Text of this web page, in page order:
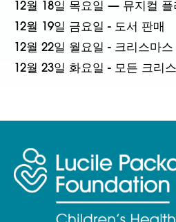
12월 18일 목요일 — 뮤지컬 플
12월 19일 금요일 - 도서 판매
12월 22일 월요일 - 크리스마
12월 23일 화요일 - 모든 크리